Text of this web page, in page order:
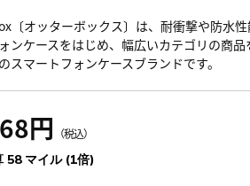
〔オッターボックス〕は、耐衝撃や防水
ンケースをはじめ、幅広いカテゴリの商
スマートフォンケースブランドです。
円 （税込）
58 マイル (1倍)